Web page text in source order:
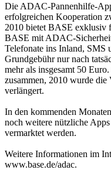
Die ADAC-Pannenhilfe-
erfolgreichen Kooperation
2010 bietet BASE
BASE mit ADAC-
Telefonate ins Inland, SMS
Grundgebühr nur nach
mehr als insgesamt 50
zusammen, 2010 wurde
verlängert.
In den kommenden
noch weitere nützliche
vermarktet werden.
Weitere Informationen im
www.base.de/adac.